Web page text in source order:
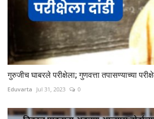
गुरुजीच घाबरले परीक्षेला; गुणवत्ता तपासण्याच्या
Eduvarta Jul 31, 2023 0